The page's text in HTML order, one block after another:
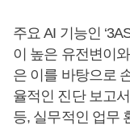
주요 AI 기능인
이 높은 유전변이
은 이를 바탕으로
율적인 진단 보고
등, 실무적인 업무